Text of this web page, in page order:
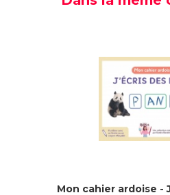
Mon cahier ardoise -